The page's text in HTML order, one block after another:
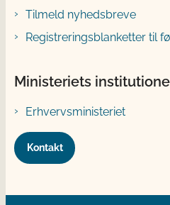
Tilmeld nyhedsbreve
Registreringsblanketter til
Ministeriets
Erhvervsministeriet
Kontakt